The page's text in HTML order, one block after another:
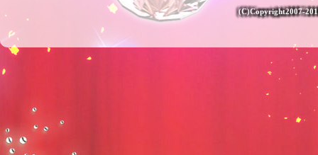
(C)Copyright2007-